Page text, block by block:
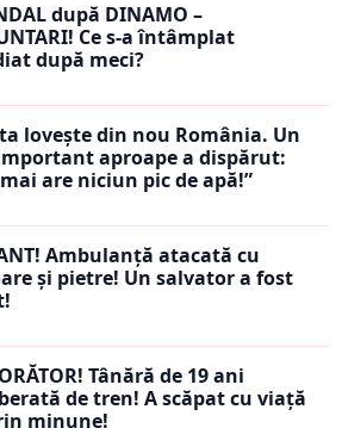
după DINAMO –
Ce s-a întâmplat
după meci?
lovește din nou România. Un
aproape a dispărut:
are niciun pic de apă!”
Ambulanță atacată cu
și pietre! Un salvator a fost
Tânără de 19 ani
de tren! A scăpat cu viață
minune!